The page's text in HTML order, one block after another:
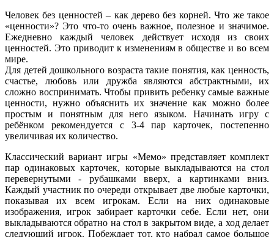
Человек без ценностей – как дерево без корней. Что же такое
«ценности»? Это что-то очень важное, полезное и значимое.
Ежедневно каждый человек действует исходя из своих
ценностей. Это приводит к изменениям в обществе и во всем
мире.
Для детей дошкольного возраста такие понятия, как ценность,
счастье, любовь или дружба являются абстрактными, их
сложно воспринимать. Чтобы привить ребенку самые важные
ценности, нужно объяснить их значение как можно более
простым и понятным для него языком. Начинать игру с
ребёнком рекомендуется с 3-4 пар карточек, постепенно
увеличивая их количество.
Классический вариант игры «Мемо» представляет комплект
пар одинаковых карточек, которые выкладываются на стол
перевернутыми - рубашками вверх, а картинками вниз.
Каждый участник по очереди открывает две любые карточки,
показывая их всем игрокам. Если на них одинаковые
изображения, игрок забирает карточки себе. Если нет, они
выкладываются обратно на стол в закрытом виде, а ход делает
следующий игрок. Побеждает тот, кто набрал самое большое